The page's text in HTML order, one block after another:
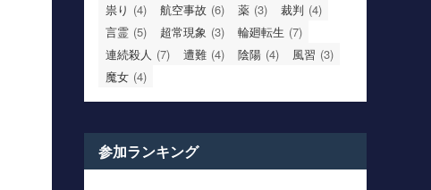
祟り (4) 航空事故 (6) 薬 (3) 裁判 (4)
言霊 (5) 超常現象 (3) 輪廻転生 (7)
連続殺人 (7) 遭難 (4) 陰陽 (4) 風習 (3)
魔女 (4)
参加ランキング